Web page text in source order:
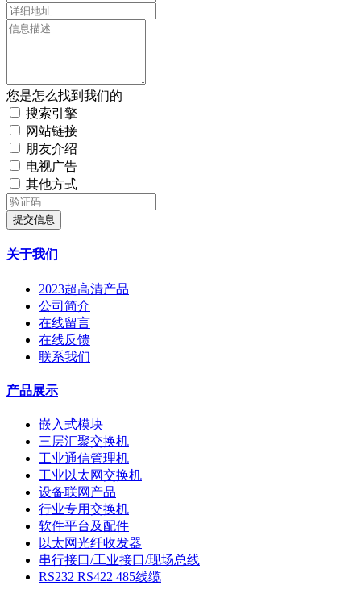
您是怎么找到我们的
搜索引擎
网站链接
朋友介绍
电视广告
其他方式
提交信息
关于我们
2023超高清产品
公司简介
在线留言
在线反馈
联系我们
产品展示
嵌入式模块
三层汇聚交换机
工业通信管理机
工业以太网交换机
设备联网产品
行业专用交换机
软件平台及配件
以太网光纤收发器
串行接口/工业接口/现场总线
RS232 RS422 485线缆